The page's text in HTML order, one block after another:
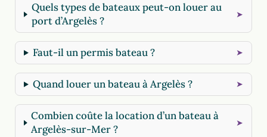
Quels types de bateaux peut-on louer au
port d’Argelès ?
Faut-il un permis bateau ?
Quand louer un bateau à Argelès ?
Combien coûte la location d’un bateau à
Argelès-sur-Mer ?